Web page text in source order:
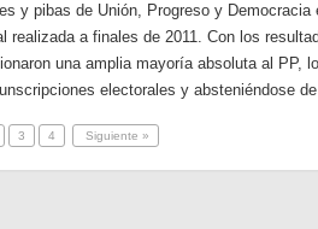
y pibas de Unión, Progreso y
realizada a finales de 2011. Con los
una amplia mayoría absoluta al PP,
electorales y absteniéndose
3 4 Siguiente »